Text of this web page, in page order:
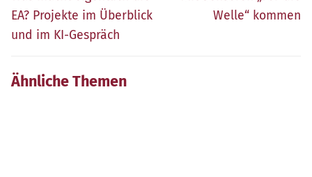
Beitrag:
EA? Projekte im Überblick
und im KI-Gespräch
Beitrag:Welle“ kommen
Ähnliche Themen